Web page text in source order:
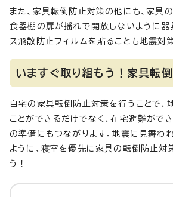
また、家具転倒防止対策の他にも、家具
食器棚の扉が揺れで開放しないように器
ス飛散防止フィルムを貼ることも地震対
いますぐ取り組もう！家具転
自宅の家具転倒防止対策を行うことで、
ことができるだけでなく、在宅避難がで
の準備にもつながります。地震に見舞わ
ように、寝室を優先に家具の転倒防止対
う！